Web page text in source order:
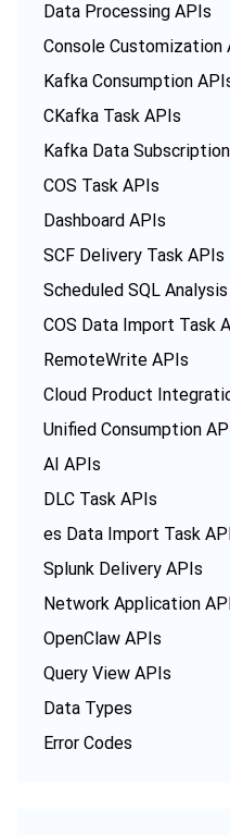
Data Processing APIs
Console Customization
Kafka Consumption
CKafka Task APIs
Kafka Data
COS Task APIs
Dashboard APIs
SCF Delivery Task APIs
Scheduled SQL
COS Data Import Task
RemoteWrite APIs
Cloud Product
Unified Consumption
AI APIs
DLC Task APIs
es Data Import Task
Splunk Delivery APIs
Network Application
OpenClaw APIs
Query View APIs
Data Types
Error Codes